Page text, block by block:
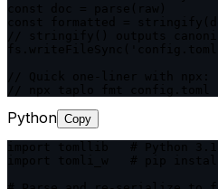
// stringify() outputs
Python Copy